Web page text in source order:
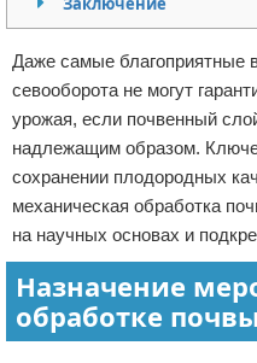
Начало бизнеса
Обзоры услуг
Деловое общение
Менеджмент
Отказ от
Даже самые благоприятные
севооборота не могут
урожая, если почвенный
надлежащим образом.
сохранении плодородных
механическая обработка
на научных основах и
Назначение
обработке почвы